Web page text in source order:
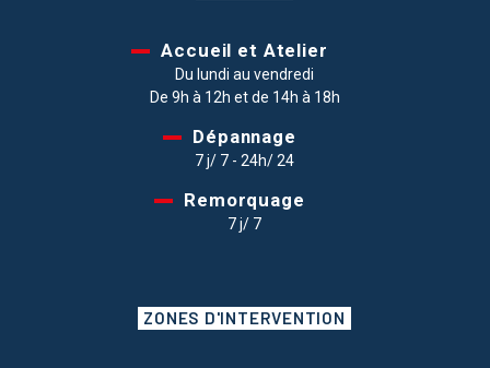
Accueil et Atelier
Du lundi au vendredi
De 9h à 12h et de 14h à 18h
Dépannage
7 j/ 7 - 24h/ 24
Remorquage
7 j/ 7
ZONES D'INTERVENTION